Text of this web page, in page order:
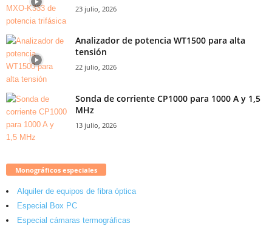
23 julio, 2026
Analizador de potencia WT1500 para alta
tensión
22 julio, 2026
Sonda de corriente CP1000 para 1000 A y 1,5
MHz
13 julio, 2026
Monográficos especiales
Alquiler de equipos de fibra óptica
Especial Box PC
Especial cámaras termográficas